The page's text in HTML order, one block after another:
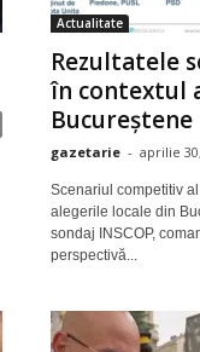
Actualitate
Rezultatele
în contextul
Bucureștene
gazetarie - aprilie
Scenariul competitiv
alegerile locale din
sondaj INSCOP,
perspectivă...